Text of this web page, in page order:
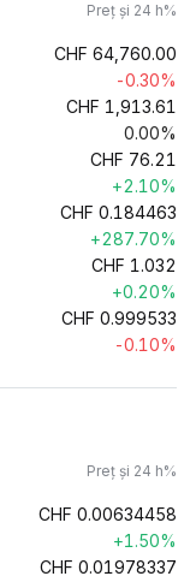
Preț și 24 h%
CHF 64,760.00
-0.30%
CHF 1,913.61
0.00%
CHF 76.21
+2.10%
CHF 0.184463
+287.70%
CHF 1.032
+0.20%
CHF 0.999533
-0.10%
Preț și 24 h%
CHF 0.00634458
+1.50%
CHF 0.01978337